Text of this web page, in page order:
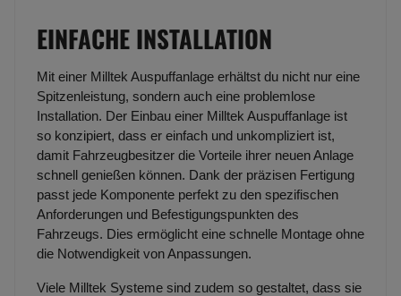
EINFACHE INSTALLATION
Mit einer Milltek Auspuffanlage erhältst du nicht nur eine
Spitzenleistung, sondern auch eine problemlose
Installation. Der Einbau einer Milltek Auspuffanlage ist
so konzipiert, dass er einfach und unkompliziert ist,
damit Fahrzeugbesitzer die Vorteile ihrer neuen Anlage
schnell genießen können. Dank der präzisen Fertigung
passt jede Komponente perfekt zu den spezifischen
Anforderungen und Befestigungspunkten des
Fahrzeugs. Dies ermöglicht eine schnelle Montage ohne
die Notwendigkeit von Anpassungen.
Viele Milltek Systeme sind zudem so gestaltet, dass sie